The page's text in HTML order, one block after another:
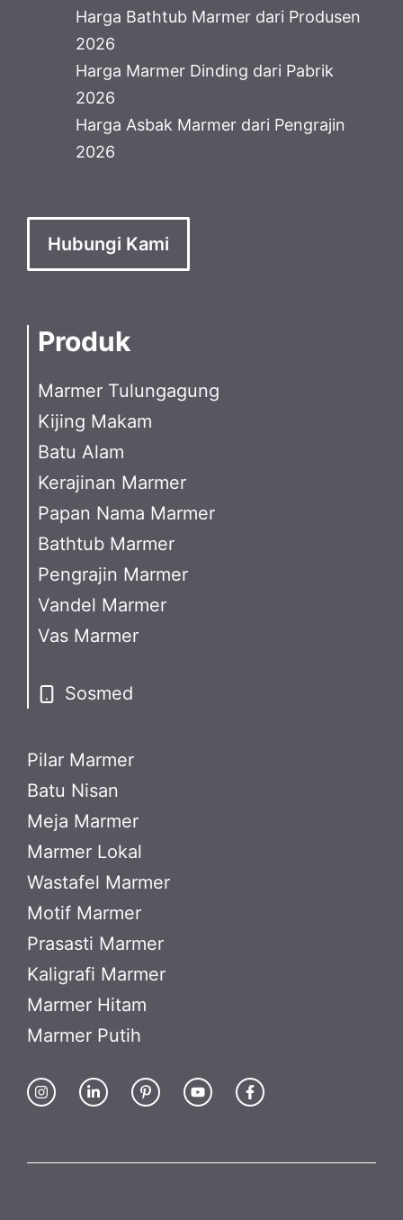
Harga Bathtub Marmer dari Produsen
2026
Harga Marmer Dinding dari Pabrik
2026
Harga Asbak Marmer dari Pengrajin
2026
Hubungi Kami
Produk
Marmer Tulungagung
Kijing Makam
Batu Alam
Kerajinan Marmer
Papan Nama Marmer
Bathtub Marmer
Pengrajin Marmer
Vandel Marmer
Vas Marmer
Sosmed
Pilar Marmer
Batu Nisan
Meja Marmer
Marmer Lokal
Wastafel Marmer
Motif Marmer
Prasasti Marmer
Kaligrafi Marmer
Marmer Hitam
Marmer Putih